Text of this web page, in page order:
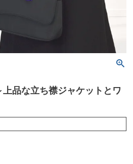
上品な立ち襟ジャケットとワ